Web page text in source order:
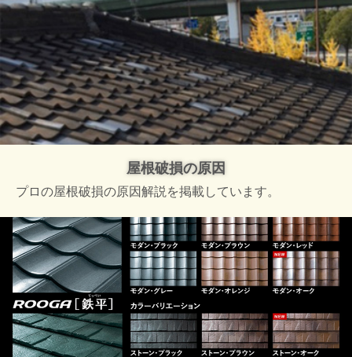
屋根破損の原因
プロの屋根破損の原因解説を掲載しています。